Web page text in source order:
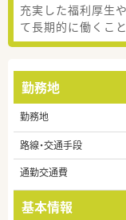
充実した福利厚生
て長期的に働くこ
勤務地
勤務地
路線・交通手段
通勤交通費
基本情報